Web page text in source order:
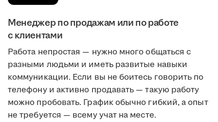
Менеджер по продажам или по работе
с клиентами
Работа непростая — нужно много общаться с
разными людьми и иметь развитые навыки
коммуникации. Если вы не боитесь говорить по
телефону и активно продавать — такую работу
можно пробовать. График обычно гибкий, а опыт
не требуется — всему учат на месте.